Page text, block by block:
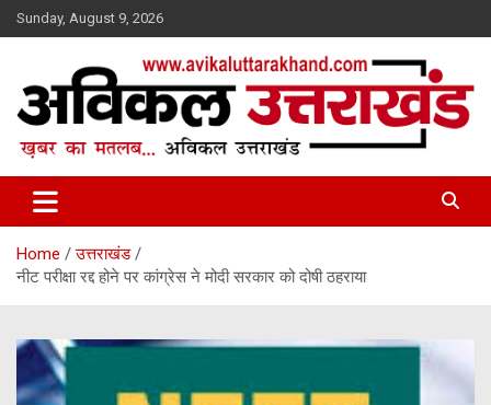
Skip
to
Sunday, August 9, 2026
Avikal Uttarakhand
Home
उत्तराखंड
नीट परीक्षा रद्द होने पर कांग्रेस ने मोदी सरकार को दोषी ठहराया